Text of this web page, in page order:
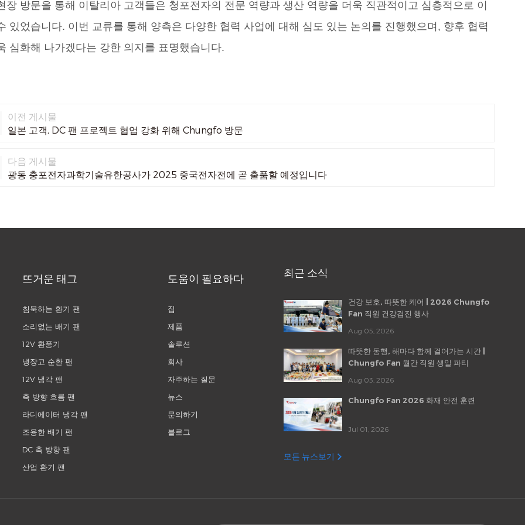
장 방문을 통해 이탈리아 고객들은 청포전자의 전문 역량과 생산 역량을 더욱 직관적이고 심층적으로 이
있었습니다. 이번 교류를 통해 양측은 다양한 협력 사업에 대해 심도 있는 논의를 진행했으며, 향후 협력
심화해 나가겠다는 강한 의지를 표명했습니다.
이전 게시물
일본 고객, DC 팬 프로젝트 협업 강화 위해 Chungfo 방문
다음 게시물
광동 충포전자과학기술유한공사가 2025 중국전자전에 곧 출품할 예정입니다
뜨거운 태그
침묵하는 환기 팬
소리없는 배기 팬
12V 환풍기
냉장고 순환 팬
12V 냉각 팬
축 방향 흐름 팬
라디에이터 냉각 팬
조용한 배기 팬
DC 축 방향 팬
산업 환기 팬
도움이 필요하다
집
제품
솔루션
회사
자주하는 질문
뉴스
문의하기
블로그
최근 소식
건강 보호, 따뜻한 케어 | 2026 Chungfo
Fan 직원 건강검진 행사
Aug 05, 2026
따뜻한 동행, 해마다 함께 걸어가는 시간 |
Chungfo Fan 월간 직원 생일 파티
Aug 03, 2026
Chungfo Fan 2026 화재 안전 훈련
Jul 01, 2026
모든 뉴스보기